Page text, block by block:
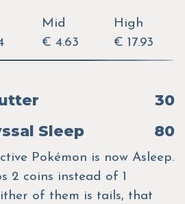
Mid
€ 4.63
High
€ 17.93
30
Sleep
80
Pokémon is now Asleep.
2 coins instead of 1
of them is tails, that